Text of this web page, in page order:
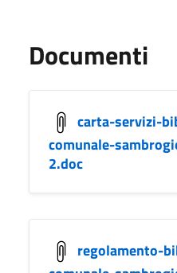
Documenti
carta-servizi-
comunale-
2.doc
regolamento-